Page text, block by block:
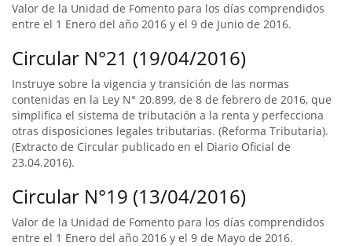
Valor de la Unidad de Fomento para los días comprendidos
entre el 1 Enero del año 2016 y el 9 de Junio de 2016.
Circular N°21 (19/04/2016)
Instruye sobre la vigencia y transición de las normas
contenidas en la Ley N° 20.899, de 8 de febrero de 2016, que
simplifica el sistema de tributación a la renta y perfecciona
otras disposiciones legales tributarias. (Reforma Tributaria).
(Extracto de Circular publicado en el Diario Oficial de
23.04.2016).
Circular N°19 (13/04/2016)
Valor de la Unidad de Fomento para los días comprendidos
entre el 1 Enero del año 2016 y el 9 de Mayo de 2016.